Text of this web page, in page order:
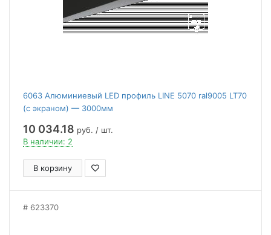
6063 Алюминиевый LED профиль LINE 5070 ral9005 LT70
(с экраном) — 3000мм
10 034.18 руб. / шт.
В наличии: 2
В корзину
623370